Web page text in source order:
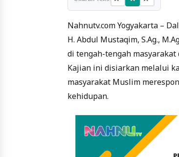
Nahnutv.com Yogyakarta –
H. Abdul Mustaqim, S.Ag.,
di tengah-tengah
Kajian ini disiarkan melalui
masyarakat Muslim
kehidupan.